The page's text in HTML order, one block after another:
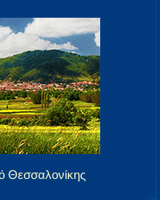
Θεσσαλονίκης